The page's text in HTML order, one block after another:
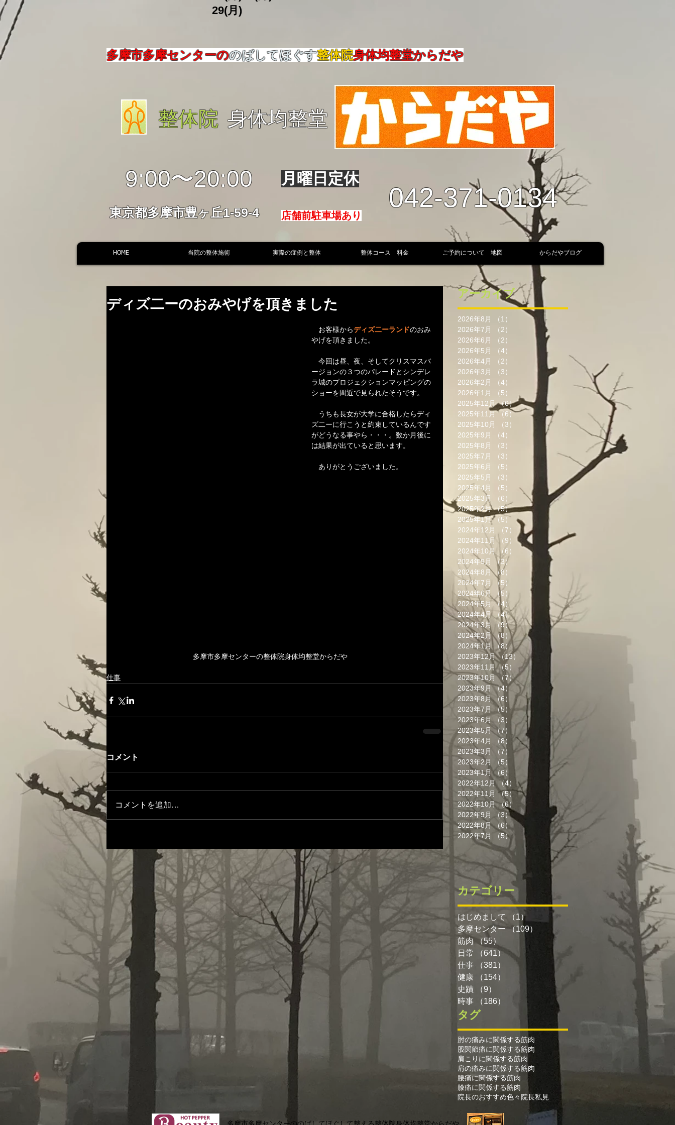
​ 29(月)
多摩市多摩センターののばしてほぐす整体院身体均整堂からだや
整体院 身体均整堂
9:00〜20:00
東京都多摩市豊ヶ丘1-59-4
月曜日定休
店舗前駐車場あり
042-371-0134
HOME 当院の整体施術 実際の症例と整体 整体コース 料金 ご予約について 地図 からだやブログ
ディズ二ーのおみやげを頂きました
お客様からディズ二ーランドのおみ
やげを頂きました。
今回は昼、夜、そしてクリスマスバ
ージョンの３つのパレードとシンデレ
ラ城のプロジェクションマッピングの
ショーを間近で見られたそうです。
うちも長女が大学に合格したらディ
ズ二ーに行こうと約束しているんです
がどうなる事やら・・・。数か月後に
は結果が出ていると思います。
ありがとうございました。
多摩市多摩センターの整体院身体均整堂からだや
仕事
コメント
コメントを追加…
アーカイブ
2026年8月 （1）
1件の記事
2026年7月
（2）
2件の記事
2026年6月
（2）
2件の記事
2026年5月
（4）
2026年4月
（2）
2026年3月
（3）
2026年2月
（4）
2026年1月
（5）
5件の記事
2025年12月 （6）6件の記事
2025年11月 （6）6件の記事
2025年10月
（3）
3件の記事
2025年9月
（4）
2025年8月
（3）
2025年7月
（3）
2025年6月
（5）
2025年5月
（3）
2025年4月
（5）
5件の記事
2025年3月
（6）
6件の記事
2025年2月 （5）5件の記事
2025年1月 （5）
5件の記事
2024年12月
（7）
7件の記事
2024年11月
（9）
9件の記事
2024年10月
（6）
6件の記事
2024年9月
（3）
2024年8月 （8）
8件の記事
2024年7月
（5）
5件の記事
2024年6月
（5）
5件の記事
2024年5月 （4）
4件の記事
2024年4月
（4）4件の記事
2024年3月 （9）9件の記事
2024年2月 （8）8件の記事
2024年1月
（8）8件の記事
2023年12月 （13）
13件の記事
2023年11月 （5）
5件の記事
2023年10月 （7）7件の記事
2023年9月 （4）
4件の記事
2023年8月 （6）
6件の記事
2023年7月
（5）5件の記事
2023年6月
（3）3件の記事
2023年5月 （7）
7件の記事
2023年4月
（8）
8件の記事
2023年3月
（7）
7件の記事
2023年2月
（5）
5件の記事
2023年1月 （6）
2022年12月 （4） 4件の記事
2022年11月 （5）5件の記事
2022年10月 （6）
6件の記事
2022年9月
（3） 3件の記事
2022年8月 （6）
6件の記事
2022年7月
（5）5件の記事
カテゴリー
はじめまして （1）
1件の記事
多摩センター （109）
筋肉
（55）
日常
（641）641件の記事
仕事
（381）
381件の記事
健康
（154）
史蹟
（9）
時事
（186）
タグ
肘の痛みに関係する筋肉
股関節痛に関係する筋肉
肩こりに関係する筋肉
肩の痛みに関係する筋肉
腰痛に関係する筋肉
膝痛に関係する筋肉
院長のおすすめ色々 院長私見